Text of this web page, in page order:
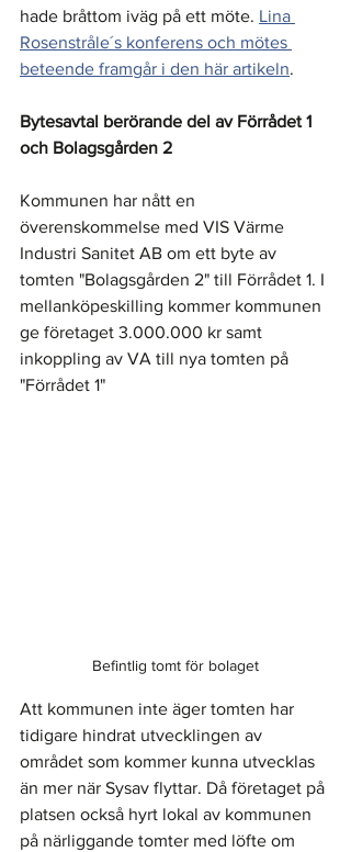
hade bråttom iväg på ett möte. Lina
Rosenstråle´s konferens och mötes
beteende framgår i den här artikeln.
Bytesavtal berörande del av Förrådet 1
och Bolagsgården 2
Kommunen har nått en
överenskommelse med VIS Värme
Industri Sanitet AB om ett byte av
tomten "Bolagsgården 2" till Förrådet 1. I
mellanköpeskilling kommer kommunen
ge företaget 3.000.000 kr samt
inkoppling av VA till nya tomten på
"Förrådet 1"
Befintlig tomt för bolaget
Att kommunen inte äger tomten har
tidigare hindrat utvecklingen av
området som kommer kunna utvecklas
än mer när Sysav flyttar. Då företaget på
platsen också hyrt lokal av kommunen
på närliggande tomter med löfte om